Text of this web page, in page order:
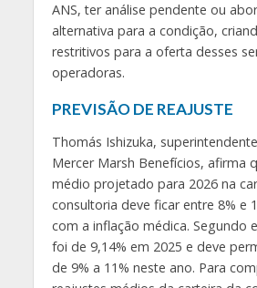
ANS, ter análise pendente ou
alternativa para a condição,
restritivos para a oferta desses
operadoras.
PREVISÃO DE REAJUSTE
Thomás Ishizuka,
Mercer Marsh Benefícios, afirma
médio projetado para 2026 na
consultoria deve ficar entre 8% e
com a inflação médica. Segundo
foi de 9,14% em 2025 e deve
de 9% a 11% neste ano. Para